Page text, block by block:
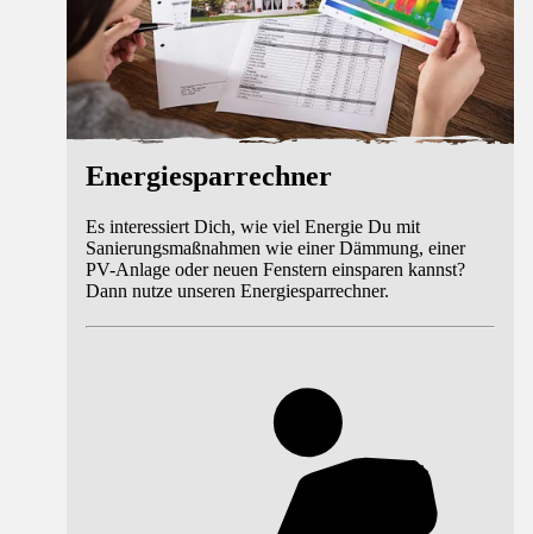
Energiesparrechner
Es interessiert Dich, wie viel Energie Du mit
Sanierungsmaßnahmen wie einer Dämmung, einer
PV-Anlage oder neuen Fenstern einsparen kannst?
Dann nutze unseren Energiesparrechner.